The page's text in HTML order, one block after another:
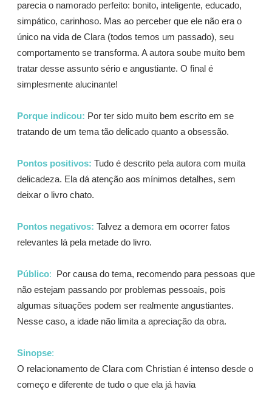
parecia o namorado perfeito: bonito, inteligente, educado,
simpático, carinhoso. Mas ao perceber que ele não era o
único na vida de Clara (todos temos um passado), seu
comportamento se transforma. A autora soube muito bem
tratar desse assunto sério e angustiante. O final é
simplesmente alucinante!
Porque indicou: Por ter sido muito bem escrito em se
tratando de um tema tão delicado quanto a obsessão.
Pontos positivos: Tudo é descrito pela autora com muita
delicadeza. Ela dá atenção aos mínimos detalhes, sem
deixar o livro chato.
Pontos negativos: Talvez a demora em ocorrer fatos
relevantes lá pela metade do livro.
Público:
Por causa do tema, recomendo para pessoas que
não estejam passando por problemas pessoais, pois
algumas situações podem ser realmente angustiantes.
Nesse caso, a idade não limita a apreciação da obra.
Sinopse:
O relacionamento de Clara com Christian é intenso desde o
começo e diferente de tudo o que ela já havia